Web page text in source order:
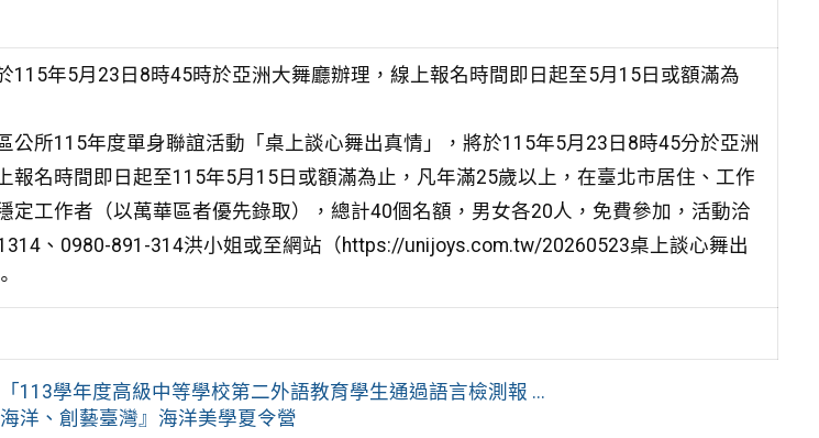
115年5月23日8時45時於亞洲大舞廳辦理，線上報名時間即日起至5月15日或額滿為
公所115年度單身聯誼活動「桌上談心舞出真情」，將於115年5月23日8時45分於亞洲
報名時間即日起至115年5月15日或額滿為止，凡年滿25歲以上，在臺北市居住、工作
定工作者（以萬華區者優先錄取），總計40個名額，男女各20人，免費參加，活動洽
、0980-891-314洪小姐或至網站（https://unijoys.com.tw/20260523桌上談心舞出
113學年度高級中等學校第二外語教育學生通過語言檢測報 ...
海洋、創藝臺灣』海洋美學夏令營